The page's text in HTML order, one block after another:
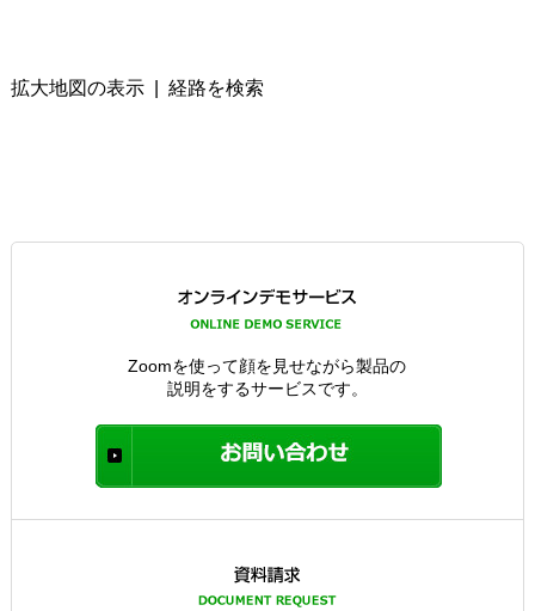
拡大地図の表示| 経路を検索
Zoomを使って顔を見せながら製品の
説明をするサービスです。